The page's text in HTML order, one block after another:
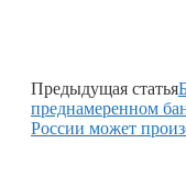
Предыдущая статья
преднамеренном
России может